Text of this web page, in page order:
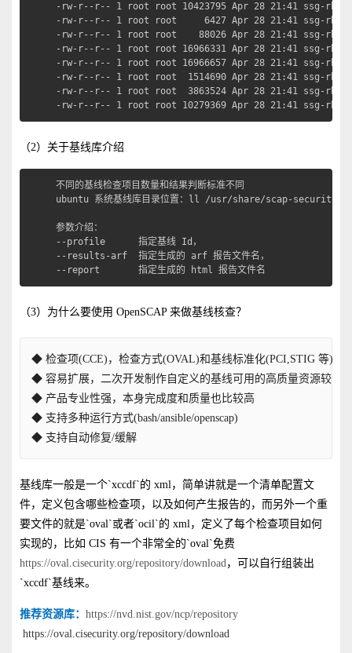
-rw-r--r-- 1 root root 10423795 Apr 28 21:41 ssg-
-rw-r--r-- 1 root root     6427 Apr 28 21:41 ssg-
-rw-r--r-- 1 root root    88026 Apr 28 21:41 ssg-
-rw-r--r-- 1 root root 16966331 Apr 28 21:41 ssg-
-rw-r--r-- 1 root root 16966657 Apr 28 21:41 ssg-
-rw-r--r-- 1 root root  1514690 Apr 28 21:41 ssg-
-rw-r--r-- 1 root root  3863524 Apr 28 21:41 ssg-
-rw-r--r-- 1 root root 10279369 Apr 28 21:41 ssg-
（2）关于基线库介绍
不同的基线检查项目数量和结果判断标准不同
ubuntu 系统基线库目录位置：ll /usr/share/scap-security-
参数介绍：
--profile      指定基线 Id，
--results-arf  指定生成的 arf 报告文件名，
--report       指定生成的 html 报告文件名
（3）为什么要使用 OpenSCAP 来做基线核查？
◆ 检查项(CCE)，检查方式(OVAL)和基线标准化(PCI,STIG 等)，
◆ 容易扩展，二次开发制作自定义的基线可用的高质量资源较多
◆ 产品专业性强，本身完成度和质量也比较高
◆ 支持多种运行方式(bash/ansible/openscap)
◆ 支持自动修复/缓解
基线库一般是一个`xccdf`的 xml，简单讲就是一个清单配置文
件，定义包含哪些检查项，以及如何产生报告的，而另外一个重
要文件的就是`oval`或者`ocil`的 xml，定义了每个检查项目如何
实现的，比如 CIS 有一个非常全的`oval`免费
https://oval.cisecurity.org/repository/download，可以自行组装出
`xccdf`基线来。
推荐资源库： https://nvd.nist.gov/ncp/repository
https://oval.cisecurity.org/repository/download